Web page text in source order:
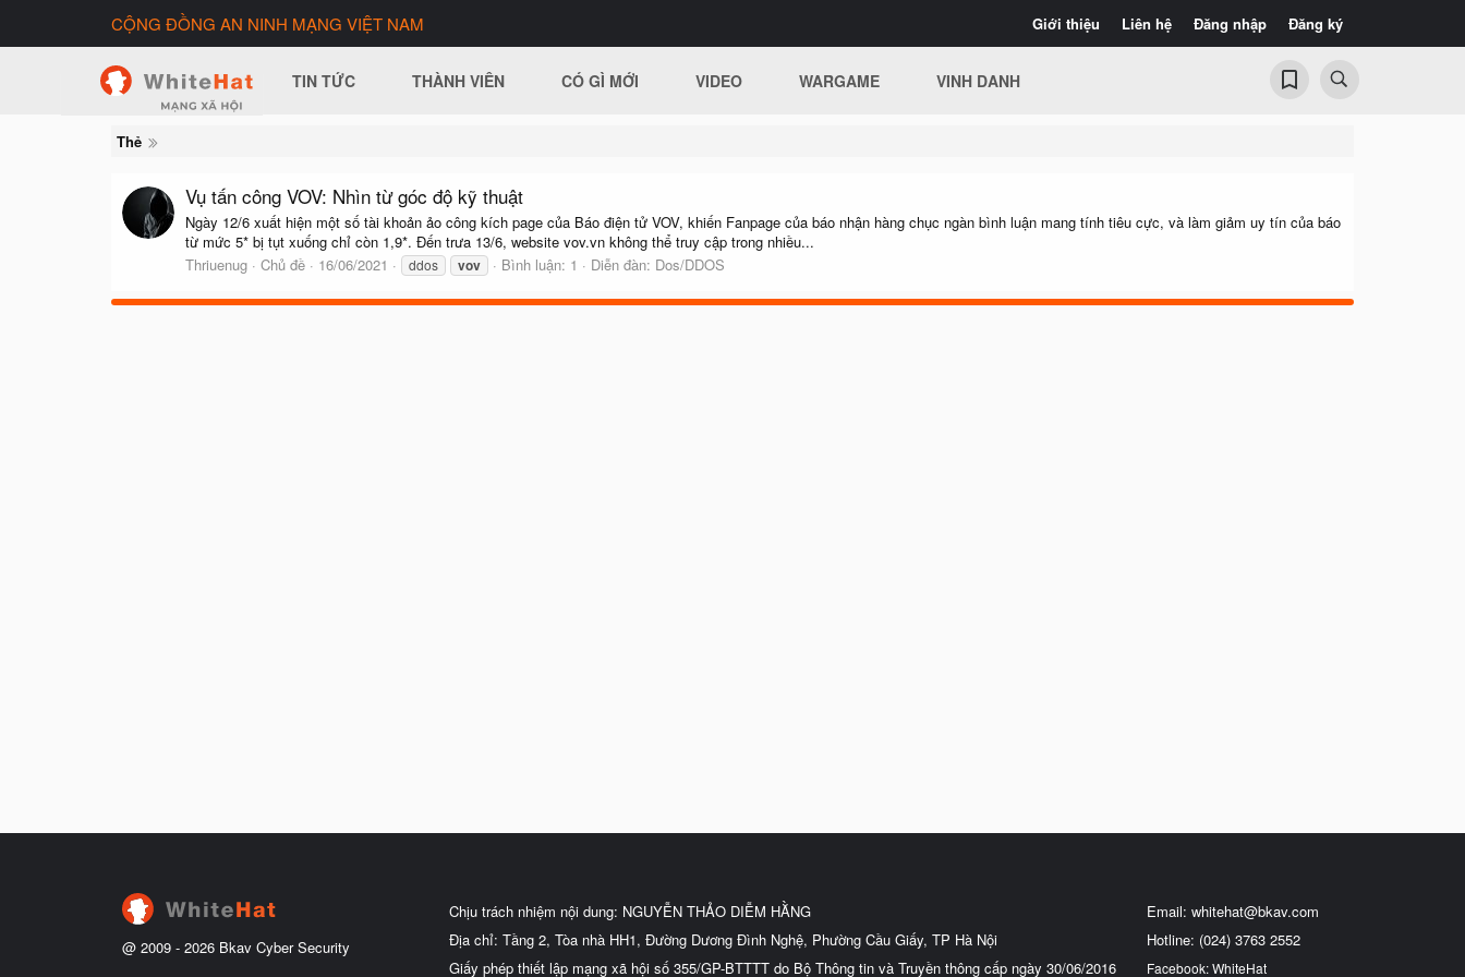
Giới thiệu Liên hệ Đăng nhập Đăng ký
CỘNG ĐỒNG AN NINH MẠNG VIỆT NAM
TIN TỨC THÀNH VIÊN CÓ GÌ MỚI VIDEO WARGAME VINH DANH
Thẻ
Vụ tấn công VOV: Nhìn từ góc độ kỹ thuật
Ngày 12/6 xuất hiện một số tài khoản ảo công kích page của Báo điện tử VOV, khiến Fanpage của báo nhận hàng chục ngàn bình luận mang tính tiêu cực, và làm giảm uy tín của báo
từ mức 5* bị tụt xuống chỉ còn 1,9*. Đến trưa 13/6, website vov.vn không thể truy cập trong nhiều...
Thriuenug
Chủ đề 16/06/2021 ddos vov Bình luận: 1 Diễn đàn: Dos/DDOS
@ 2009 - 2026 Bkav Cyber Security
Chịu trách nhiệm nội dung: NGUYỄN THẢO DIỄM HẰNG
Địa chỉ: Tầng 2, Tòa nhà HH1, Đường Dương Đình Nghệ, Phường Cầu Giấy, TP Hà Nội
Giấy phép thiết lập mạng xã hội số 355/GP-BTTTT do Bộ Thông tin và Truyền thông cấp ngày 30/06/2016
Email: whitehat@bkav.com
Hotline: (024) 3763 2552
Facebook: WhiteHat